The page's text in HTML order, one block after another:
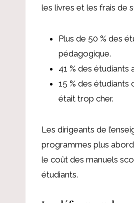
les livres et les frais de
Plus de 50 % des
pédagogique.
41 % des
15 % des
était trop cher.
Les dirigeants de
programmes plus
le coût des manuels
étudiants.